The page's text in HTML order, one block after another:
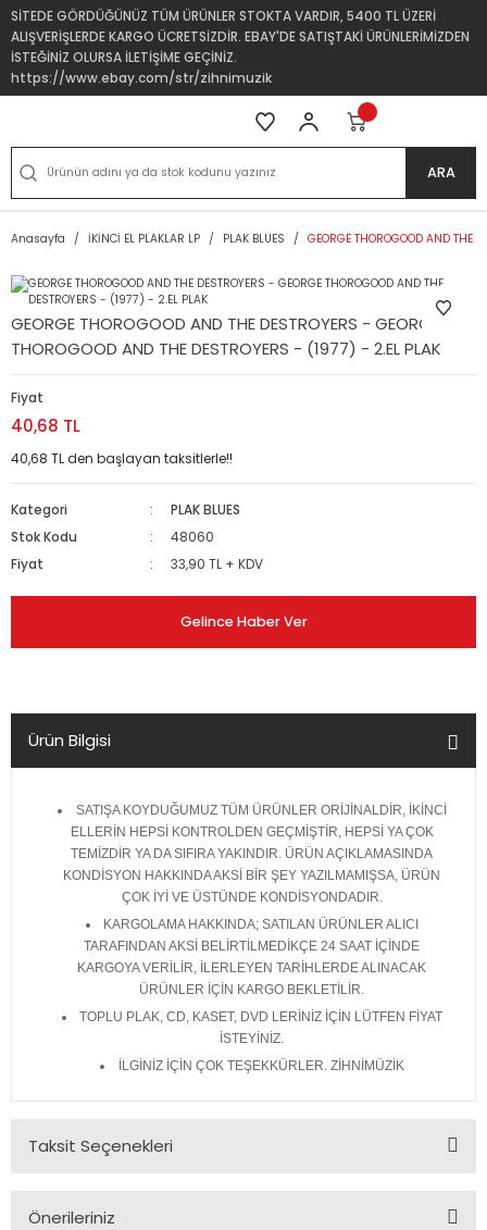
SİTEDE GÖRDÜĞÜNÜZ TÜM ÜRÜNLER STOKTA VARDIR, 5400 TL ÜZERİ
ALIŞVERİŞLERDE KARGO ÜCRETSİZDİR. EBAY'DE SATIŞTAKİ ÜRÜNLERİMİZDEN
İSTEĞİNİZ OLURSA İLETİŞİME GEÇİNİZ.
https://www.ebay.com/str/zihnimuzik
ARA
Anasayfa İKİNCİ EL PLAKLAR LP PLAK BLUES GEORGE THOROGOOD AND THE
GEORGE THOROGOOD AND THE DESTROYERS - GEORGE
THOROGOOD AND THE DESTROYERS - (1977) - 2.EL PLAK
Fiyat
40,68 TL
40,68 TL den başlayan taksitlerle!!
Kategori
PLAK BLUES
Stok Kodu
48060
Fiyat
33,90 TL + KDV
Gelince Haber Ver
Ürün Bilgisi
SATIŞA KOYDUĞUMUZ TÜM ÜRÜNLER ORİJİNALDİR, İKİNCİ
ELLERİN HEPSİ KONTROLDEN GEÇMİŞTİR, HEPSİ YA ÇOK
TEMİZDİR YA DA SIFIRA YAKINDIR. ÜRÜN AÇIKLAMASINDA
KONDİSYON HAKKINDA AKSİ BİR ŞEY YAZILMAMIŞSA, ÜRÜN
ÇOK İYİ VE ÜSTÜNDE KONDİSYONDADIR.
KARGOLAMA HAKKINDA; SATILAN ÜRÜNLER ALICI
TARAFINDAN AKSİ BELİRTİLMEDİKÇE 24 SAAT İÇİNDE
KARGOYA VERİLİR, İLERLEYEN TARİHLERDE ALINACAK
ÜRÜNLER İÇİN KARGO BEKLETİLİR.
TOPLU PLAK, CD, KASET, DVD LERİNİZ İÇİN LÜTFEN FİYAT
İSTEYİNİZ.
İLGİNİZ İÇİN ÇOK TEŞEKKÜRLER. ZİHNİMÜZİK
Taksit Seçenekleri
Önerileriniz